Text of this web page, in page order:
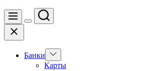
Меню
Цвет
Поиск
Закрыть
Банки
Показать
подменю
Карты